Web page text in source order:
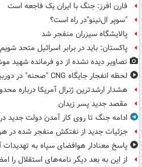
فارن افرز: جنگ با ایران یک فاجعه است
"سوپر ال‌نینو"در راه است؟
پالایشگاه سیزران منفجر شد
پاکستان: باید در برابر اسرائیل متحد شویم
تصاویر دیده‌ نشده از دو فرمانده شهید
لحظه انفجار جایگاه CNG "صحنه" در دوربین مداربسته
هشدار ارشدترین ژنرال آمریکا درباره
مقصد جدید پسر زیدان
ادامه جنگ تا روی کار آمدن دولت جدید در
جزئیات جدید از نفتکش منفجر شده در
پاسخ معنادار هوافضای سپاه به تهدیدات
از این به بعد دیگر نامه‌های استقلال را